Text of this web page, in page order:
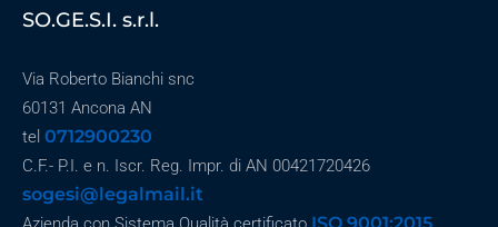
SO.GE.S.I. s.r.l.
Via Roberto Bianchi snc
60131 Ancona AN
tel 0712900230
C.F.- P.I. e n. Iscr. Reg. Impr. di AN 00421720426
sogesi@legalmail.it